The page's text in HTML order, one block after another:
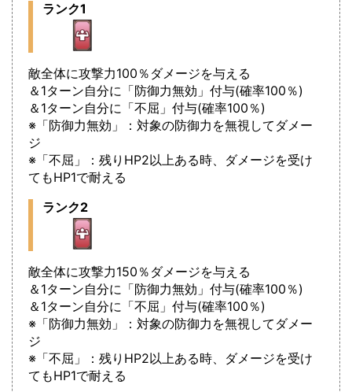
ランク1
敵全体に攻撃力100％ダメージを与える
＆1ターン自分に「防御力無効」付与(確率100％)
＆1ターン自分に「不屈」付与(確率100％)
※「防御力無効」：対象の防御力を無視してダメー
ジ
※「不屈」：残りHP2以上ある時、ダメージを受け
てもHP1で耐える
ランク2
敵全体に攻撃力150％ダメージを与える
＆1ターン自分に「防御力無効」付与(確率100％)
＆1ターン自分に「不屈」付与(確率100％)
※「防御力無効」：対象の防御力を無視してダメー
ジ
※「不屈」：残りHP2以上ある時、ダメージを受け
てもHP1で耐える